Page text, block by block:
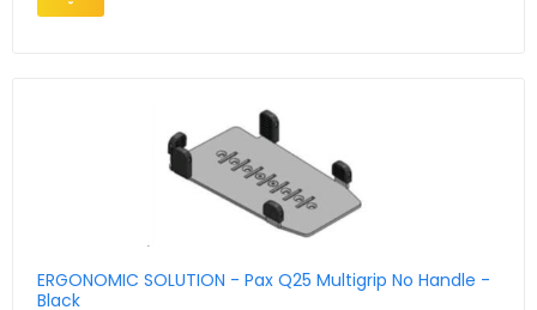
ERGONOMIC SOLUTION - Pax Q25 Multigrip No Handle -
Black